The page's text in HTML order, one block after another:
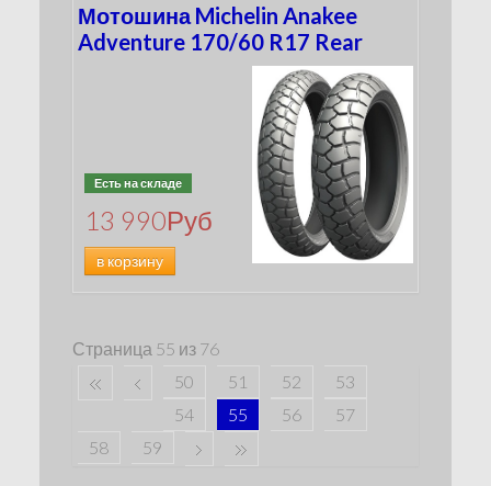
Мотошина Michelin Anakee
Adventure 170/60 R17 Rear
Есть на складе
13 990Руб
в корзину
Страница 55 из 76
50
51 52
53
54
55 56
57
58
59